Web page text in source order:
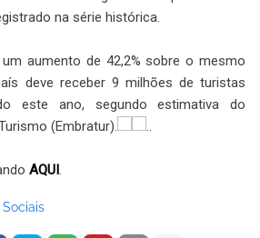
na série histórica.
aumento de 42,2% sobre o mesmo
deve receber 9 milhões de turistas
este ano, segundo estimativa do
(Embratur).
..
AQUI.
Sociais